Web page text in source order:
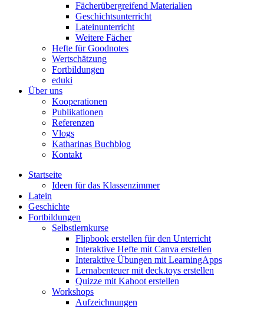
Fächerübergreifend Materialien
Geschichtsunterricht
Lateinunterricht
Weitere Fächer
Hefte für Goodnotes
Wertschätzung
Fortbildungen
eduki
Über uns
Kooperationen
Publikationen
Referenzen
Vlogs
Katharinas Buchblog
Kontakt
Startseite
Ideen für das Klassenzimmer
Latein
Geschichte
Fortbildungen
Selbstlernkurse
Flipbook erstellen für den Unterricht
Interaktive Hefte mit Canva erstellen
Interaktive Übungen mit LearningApps
Lernabenteuer mit deck.toys erstellen
Quizze mit Kahoot erstellen
Workshops
Aufzeichnungen